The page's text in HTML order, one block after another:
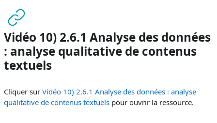
Vidéo 10) 2.6.1 Analyse des données
: analyse qualitative de contenus
textuels
Cliquer sur Vidéo 10) 2.6.1 Analyse des données : analyse
qualitative de contenus textuels pour ouvrir la ressource.